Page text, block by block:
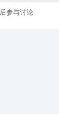
后参与讨论